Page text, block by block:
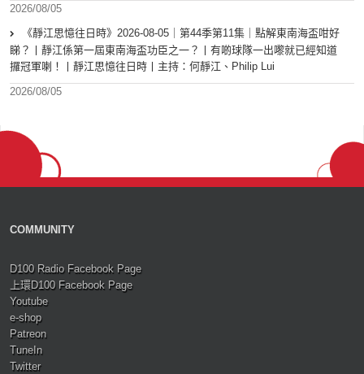
2026/08/05
《靜江思憶往日時》2026-08-05｜第44季第11集｜點解東南海盃咁好
睇？丨靜江係第一屆東南海盃功臣之一？丨有啲球隊一出嚟就已經知道
攞冠軍喇！丨靜江思憶往日時丨主持：何靜江、Philip Lui
2026/08/05
COMMUNITY
D100 Radio Facebook Page
上環D100 Facebook Page
Youtube
e-shop
Patreon
TuneIn
Twitter